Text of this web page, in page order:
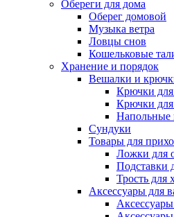
Обереги для дома
Оберег домовой
Музыка ветра
Ловцы снов
Кошельковые
Хранение и порядок
Вешалки и
Крючки
Крючки
Напольные
Сундуки
Товары для
Ложки для
Подставки
Трость для
Аксессуары для